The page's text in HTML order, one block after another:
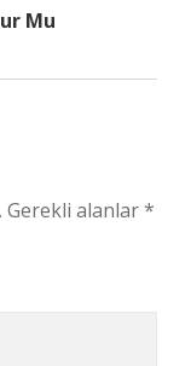
Mu
Gerekli alanlar*